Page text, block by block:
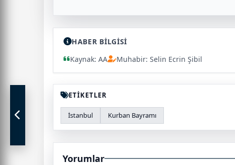
HABER BİLGİSİ
Kaynak: AA
Muhabir: Selin Ecrin Şibil
ETİKETLER
İstanbul Kurban Bayramı
Yorumlar